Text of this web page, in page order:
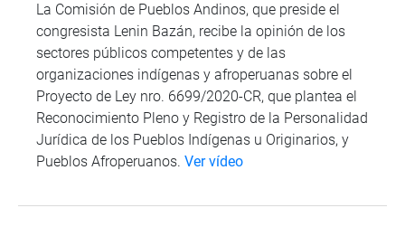
La Comisión de Pueblos Andinos, que preside el
congresista Lenin Bazán, recibe la opinión de los
sectores públicos competentes y de las
organizaciones indígenas y afroperuanas sobre el
Proyecto de Ley nro. 6699/2020-CR, que plantea el
Reconocimiento Pleno y Registro de la Personalidad
Jurídica de los Pueblos Indígenas u Originarios, y
Pueblos Afroperuanos. Ver vídeo